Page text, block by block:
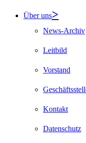
Über uns
News-Archiv
Leitbild
Vorstand
Kontakt
Datenschutz